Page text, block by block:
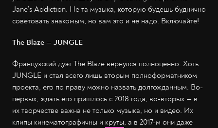
Jane’s Addiction. Не та музыка, которую будешь буднично
советовать знакомым, но вам это и не надо. Включайте!
The Blaze — JUNGLE
Французский дуэт The Blaze вернулся полноценно. Хоть
JUNGLE и стал всего лишь вторым полноформатником
проекта, его по праву можно назвать долгожданным. Во-
первых, ждать его пришлось с 2018 года, во-вторых — в
их творчестве важна не только музыка, но и видео. Их
клипы кинематографичны и круты, а в 2017-м они даже